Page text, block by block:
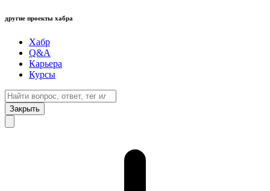
другие проекты хабра
Хабр
Q&A
Карьера
Курсы
Закрыть